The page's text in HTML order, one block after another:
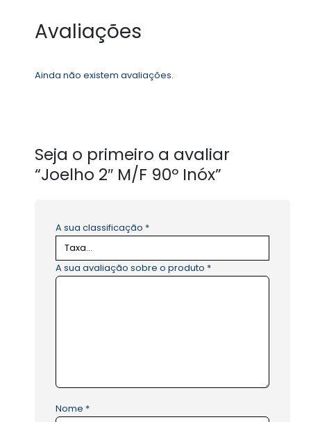
Avaliações
Ainda não existem avaliações.
Seja o primeiro a avaliar
“Joelho 2″ M/F 90º Inóx”
A sua classificação *
A sua avaliação sobre o produto *
Nome *